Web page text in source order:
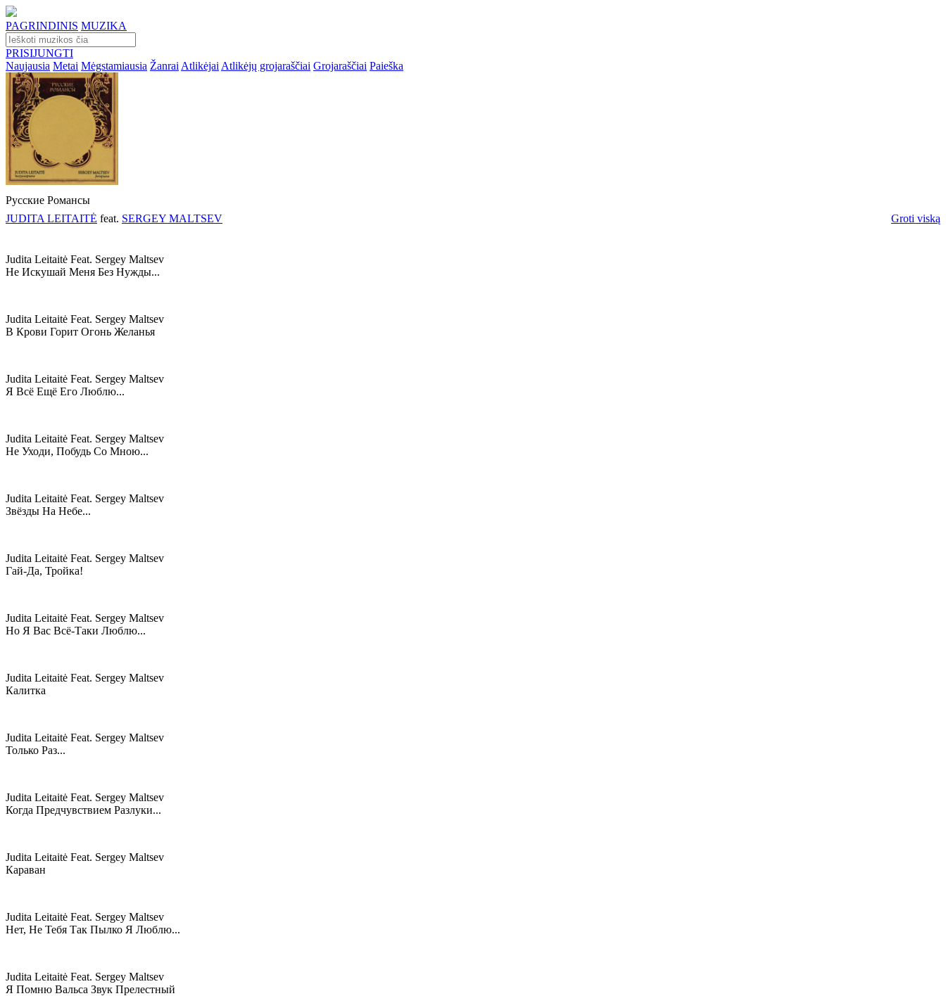
PAGRINDINIS MUZIKA
PRISIJUNGTI
Naujausia Metai Mėgstamiausia Žanrai Atlikėjai Atlikėjų grojaraščiai Grojaraščiai Paieška
Русские Романсы
JUDITA LEITAITĖ feat. SERGEY MALTSEV Groti viską
Judita Leitaitė Feat. Sergey Maltsev
Не Искушай Меня Без Нужды...
Judita Leitaitė Feat. Sergey Maltsev
В Крови Горит Огонь Желанья
Judita Leitaitė Feat. Sergey Maltsev
Я Всё Ещё Его Люблю...
Judita Leitaitė Feat. Sergey Maltsev
Не Уходи, Побудь Со Мною...
Judita Leitaitė Feat. Sergey Maltsev
Звёзды На Небе...
Judita Leitaitė Feat. Sergey Maltsev
Гай-Да, Тройка!
Judita Leitaitė Feat. Sergey Maltsev
Но Я Вас Всё-Таки Люблю...
Judita Leitaitė Feat. Sergey Maltsev
Калитка
Judita Leitaitė Feat. Sergey Maltsev
Только Раз...
Judita Leitaitė Feat. Sergey Maltsev
Когда Предчувствием Разлуки...
Judita Leitaitė Feat. Sergey Maltsev
Караван
Judita Leitaitė Feat. Sergey Maltsev
Нет, Не Тебя Так Пылко Я Люблю...
Judita Leitaitė Feat. Sergey Maltsev
Я Помню Вальса Звук Прелестный